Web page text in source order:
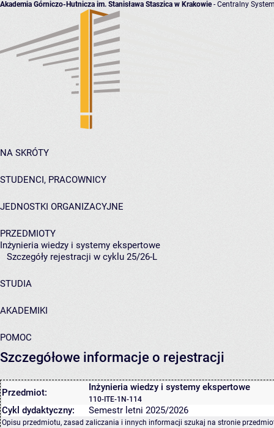
Akademia Górniczo-Hutnicza im. Stanisława Staszica w Krakowie- Centralny
NA SKRÓTY
STUDENCI, PRACOWNICY
JEDNOSTKI ORGANIZACYJNE
PRZEDMIOTY
Inżynieria wiedzy i systemy ekspertowe
Szczegóły rejestracji w cyklu 25/26-L
STUDIA
AKADEMIKI
POMOC
Szczegółowe informacje o rejestracji
Przedmiot: Inżynieria wiedzy i systemy ekspertowe
110-ITE-1N-114
Cykl dydaktyczny: Semestr letni 2025/2026
Opisu przedmiotu, zasad zaliczania i innych informacji szukaj na stronie